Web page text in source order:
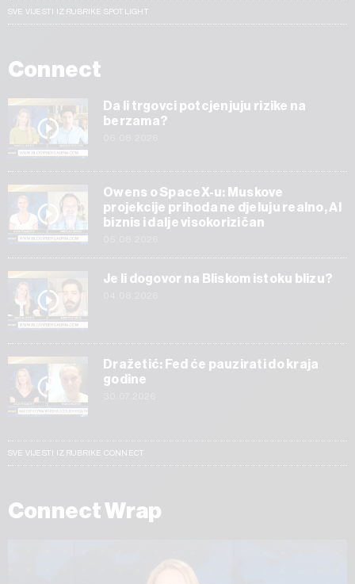
SVE VIJESTI IZ RUBRIKE SPOTLIGHT
Connect
Da li trgovci potcjenjuju rizike na
berzama?
Owens o SpaceX-u: Muskove
projekcije prihoda ne djeluju realno, AI
biznis i dalje visokorizičan
Je li dogovor na Bliskom istoku blizu?
Dražetić: Fed će pauzirati do kraja
godine
SVE VIJESTI IZ RUBRIKE CONNECT
Connect Wrap